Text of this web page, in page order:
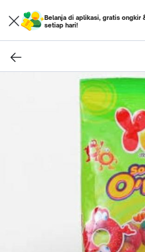
Belanja di aplikasi, gratis ongkir
setiap hari!